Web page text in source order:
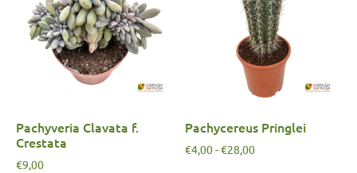
Pachyveria Clavata f.
Crestata
€9,00
Pachycereus Pringlei
€4,00-€28,00